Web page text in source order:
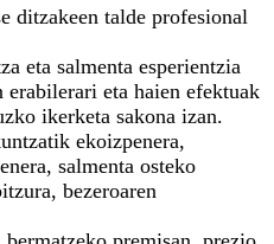
ditzakeen talde profesional
eta salmenta esperientzia
erabilerari eta haien efektuak
ikerketa sakona izan.
ekoizpenera,
salmenta osteko
bezeroaren